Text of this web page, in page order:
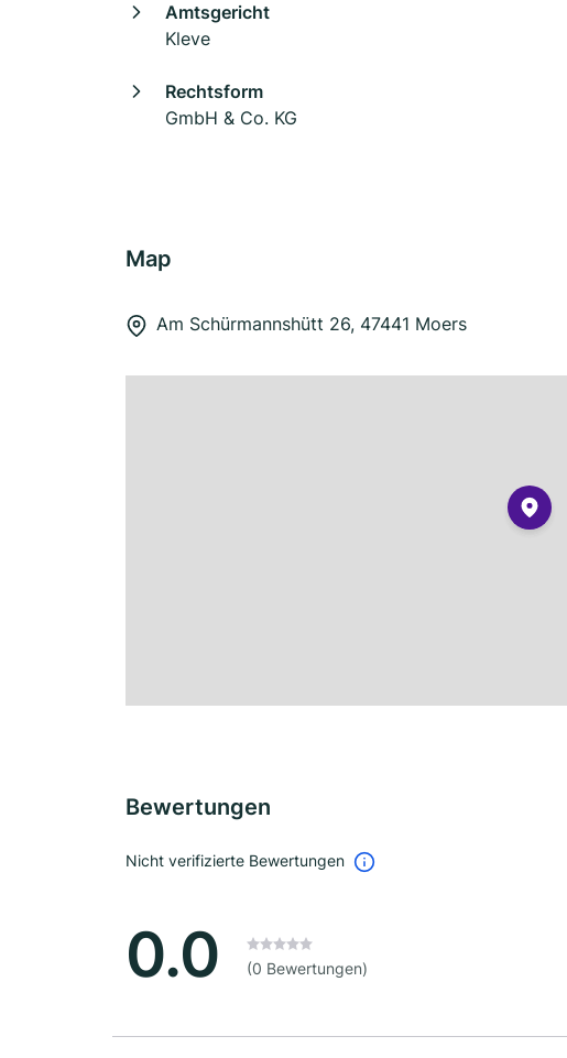
Amtsgericht
Kleve
Rechtsform
GmbH & Co. KG
Map
Am Schürmannshütt 26, 47441 Moers
Bewertungen
Nicht verifizierte Bewertungen
0.0 (0 Bewertungen)